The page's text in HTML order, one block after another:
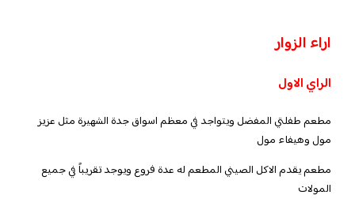
اراء الزوار
الراي الاول
مطعم طفلتي المفضل ويتواجد في معظم اسواق جدة الشهيرة مثل عزيز
مول وهيفاء مول
مطعم يقدم الاكل الصيني المطعم له عدة فروع ويوجد تقريباً في جميع
المولات